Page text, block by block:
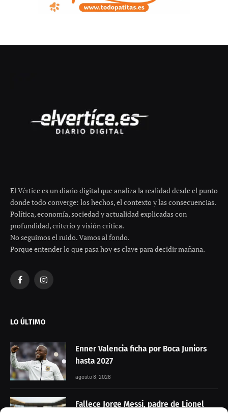
El Vértice es un diario digital que analiza la realidad desde el punto
donde todo converge: los hechos, el contexto y las consecuencias.
Política, economía, sociedad y actualidad explicadas con
profundidad, criterio y visión crítica.
No seguimos el ruido. Vamos al fondo.
Porque entender lo que pasa hoy es clave para decidir mañana.
FacebookInstagram
LO ÚLTIMO
Enner Valencia ficha por Boca Juniors
hasta 2027
agosto 8, 2026
Fallece Jorge Messi, padre de Lionel